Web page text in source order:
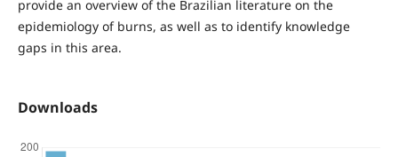
provide an overview of the Brazilian literature on the
epidemiology of burns, as well as to identify knowledge
gaps in this area.
Downloads